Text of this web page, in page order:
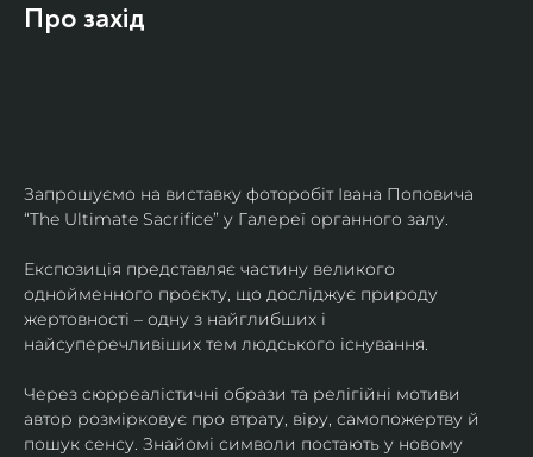
Про захід
Запрошуємо на виставку фоторобіт Івана Поповича
“The Ultimate Sacrifice” у Галереї органного залу.
Експозиція представляє частину великого
однойменного проєкту, що досліджує природу
жертовності – одну з найглибших і
найсуперечливіших тем людського існування.
Через сюрреалістичні образи та релігійні мотиви
автор розмірковує про втрату, віру, самопожертву й
пошук сенсу. Знайомі символи постають у новому